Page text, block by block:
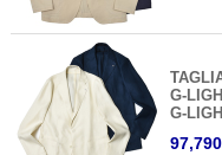
G-
G-